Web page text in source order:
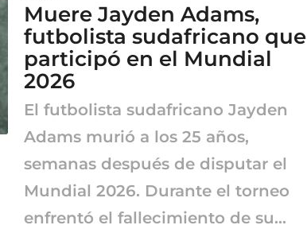
a
n
a
s
o
Muere Jayden Adams,
futbolista sudafricano que
participó en el Mundial
2026
El futbolista sudafricano Jayden
Adams murió a los 25 años,
semanas después de disputar el
Mundial 2026. Durante el torneo
enfrentó el fallecimiento de su...